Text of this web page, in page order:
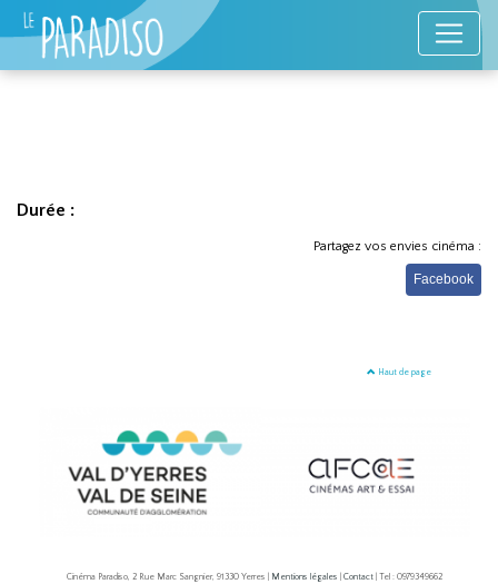
Durée :
Partagez vos envies cinéma :
Facebook
Haut de page
Cinéma Paradiso, 2 Rue Marc Sangnier, 91330 Yerres | Mentions légales Contact | Tel : 0979349662